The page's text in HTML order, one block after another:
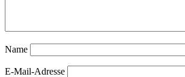
Name
E-Mail-Adresse